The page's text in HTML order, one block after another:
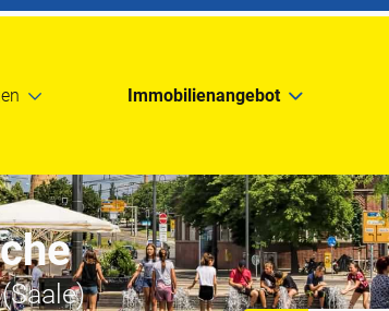
Immobilienangebot